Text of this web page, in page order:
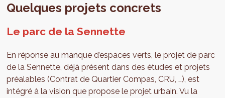
Quelques projets concrets
Le parc de la Sennette
En réponse au manque d’espaces verts, le projet de parc
de la Sennette, déjà présent dans des études et projets
préalables (Contrat de Quartier Compas, CRU, …), est
intégré à la vision que propose le projet urbain. Vu la